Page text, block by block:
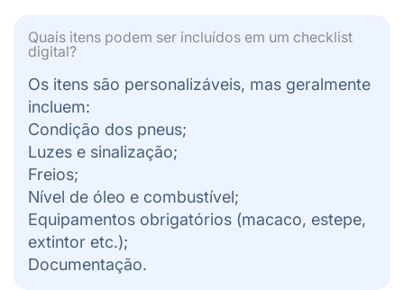
Quais itens podem ser incluídos em um checklist
digital?
Os itens são personalizáveis, mas geralmente
incluem:
Condição dos pneus;
Luzes e sinalização;
Freios;
Nível de óleo e combustível;
Equipamentos obrigatórios (macaco, estepe,
extintor etc.);
Documentação.